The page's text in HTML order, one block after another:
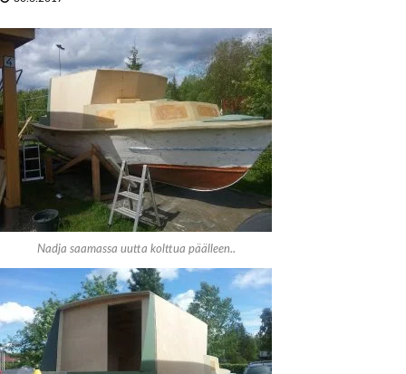
Nadja saamassa uutta kolttua päälleen..